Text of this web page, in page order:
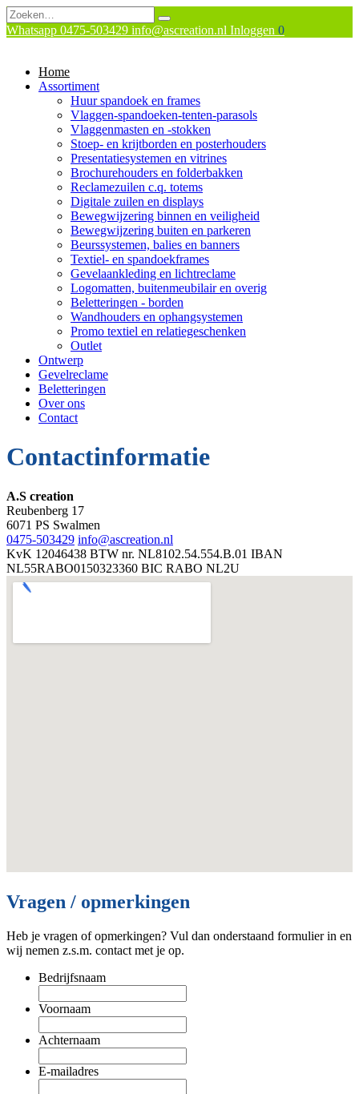
Whatsapp 0475-503429 info@ascreation.nl Inloggen 0
Home
Assortiment
Huur spandoek en frames
Vlaggen-spandoeken-tenten-parasols
Vlaggenmasten en -stokken
Stoep- en krijtborden en posterhouders
Presentatiesystemen en vitrines
Brochurehouders en folderbakken
Reclamezuilen c.q. totems
Digitale zuilen en displays
Bewegwijzering binnen en veiligheid
Bewegwijzering buiten en parkeren
Beurssystemen, balies en banners
Textiel- en spandoekframes
Gevelaankleding en lichtreclame
Logomatten, buitenmeubilair en overig
Beletteringen - borden
Wandhouders en ophangsystemen
Promo textiel en relatiegeschenken
Outlet
Ontwerp
Gevelreclame
Beletteringen
Over ons
Contact
Contactinformatie
A.S creation
Reubenberg 17
6071 PS Swalmen
0475-503429 info@ascreation.nl
KvK 12046438 BTW nr. NL8102.54.554.B.01 IBAN
NL55RABO0150323360 BIC RABO NL2U
Vragen / opmerkingen
Heb je vragen of opmerkingen? Vul dan onderstaand formulier in en
wij nemen z.s.m. contact met je op.
Bedrijfsnaam
Voornaam
Achternaam
E-mailadres